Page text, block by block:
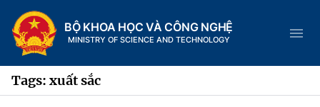
BỘ KHOA HỌC VÀ CÔNG NGHỆ
MINISTRY OF SCIENCE AND TECHNOLOGY
Tags: xuất sắc